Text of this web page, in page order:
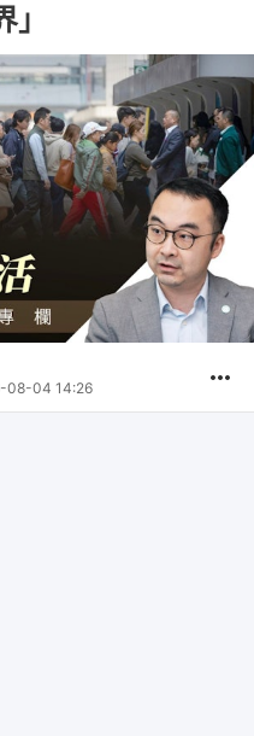
08-04 14:26